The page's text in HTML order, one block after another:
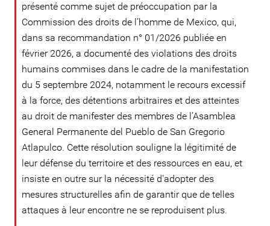
présenté comme sujet de préoccupation par la
Commission des droits de l’homme de Mexico, qui,
dans sa recommandation n° 01/2026 publiée en
février 2026, a documenté des violations des droits
humains commises dans le cadre de la manifestation
du 5 septembre 2024, notamment le recours excessif
à la force, des détentions arbitraires et des atteintes
au droit de manifester des membres de l’Asamblea
General Permanente del Pueblo de San Gregorio
Atlapulco. Cette résolution souligne la légitimité de
leur défense du territoire et des ressources en eau, et
insiste en outre sur la nécessité d'adopter des
mesures structurelles afin de garantir que de telles
attaques à leur encontre ne se reproduisent plus.